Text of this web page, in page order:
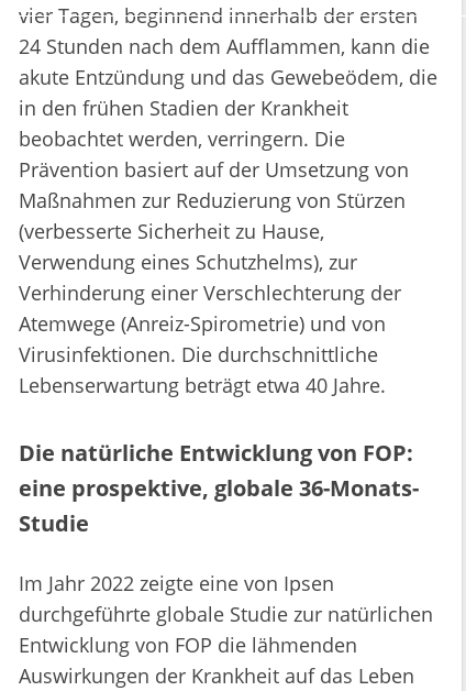
vier Tagen, beginnend innerhalb der ersten
24 Stunden nach dem Aufflammen, kann die
akute Entzündung und das Gewebeödem, die
in den frühen Stadien der Krankheit
beobachtet werden, verringern. Die
Prävention basiert auf der Umsetzung von
Maßnahmen zur Reduzierung von Stürzen
(verbesserte Sicherheit zu Hause,
Verwendung eines Schutzhelms), zur
Verhinderung einer Verschlechterung der
Atemwege (Anreiz-Spirometrie) und von
Virusinfektionen. Die durchschnittliche
Lebenserwartung beträgt etwa 40 Jahre.
Die natürliche Entwicklung von FOP:
eine prospektive, globale 36-Monats-
Studie
Im Jahr 2022 zeigte eine von Ipsen
durchgeführte globale Studie zur natürlichen
Entwicklung von FOP die lähmenden
Auswirkungen der Krankheit auf das Leben